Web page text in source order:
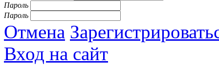
Пароль
Пароль
Отмена
Вход на сайт